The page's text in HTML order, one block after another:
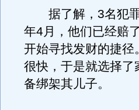
据了解，3名犯罪
年4月，他们已经赔
开始寻找发财的捷
很快，于是就选择
备绑架其儿子。